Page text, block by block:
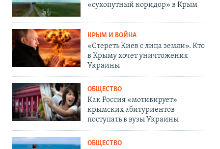
«сухопутный коридор» в Крым
КРЫМ И ВОЙНА
«Стереть Киев с лица земли». Кто
в Крыму хочет уничтожения
Украины
ОБЩЕСТВО
Как Россия «мотивирует»
крымских абитуриентов
поступать в вузы Украины
ОБЩЕСТВО